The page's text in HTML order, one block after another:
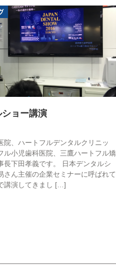
ショー講演
院、ハートフルデンタルクリニッ
ル小児歯科医院、三鷹ハートフル矯
長下田孝義です。 日本デンタルシ
さん主催の企業セミナーに呼ばれて
講演してきまし […]